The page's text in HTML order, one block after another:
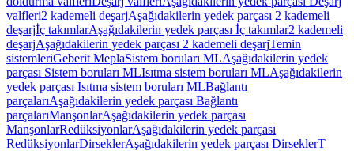
valfleri2 kademeli deşarjAşağıdakilerin yedek parçası 2 kademeli
deşarjİç takımlarAşağıdakilerin yedek parçası İç takımlar2 kademeli
deşarjAşağıdakilerin yedek parçası 2 kademeli deşarjTemin
sistemleriGeberit MeplaSistem boruları MLAşağıdakilerin yedek
parçası Sistem boruları MLIsıtma sistem boruları MLAşağıdakilerin
yedek parçası Isıtma sistem boruları MLBağlantı
parçalarıAşağıdakilerin yedek parçası Bağlantı
parçalarıManşonlarAşağıdakilerin yedek parçası
ManşonlarRedüksiyonlarAşağıdakilerin yedek parçası
RedüksiyonlarDirseklerAşağıdakilerin yedek parçası DirseklerT